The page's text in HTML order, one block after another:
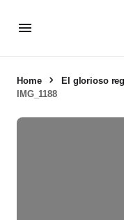
Home
El glorioso
IMG_1188